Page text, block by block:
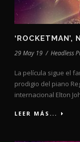
‘ROCKETMAN’,
29 May 19 / Headless
La película sigue el
prodigio del piano
internacional Elton
LEER MÁS...